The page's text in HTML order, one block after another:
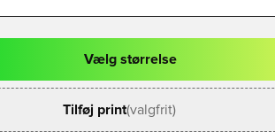
til at logge ind eller tilmelde dig som
Vælg størrelse
Tilføj print(valgfrit)